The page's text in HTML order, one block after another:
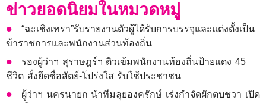
ข่าวยอดนิยมในหมวดหมู่
“ฉะเชิงเทรา”รับรายงานตัวผู้ได้รับการบรรจุและแต่งตั้งเป็น
ข้าราชการและพนักงานส่วนท้องถิ่น
รองผู้ว่าฯ สุราษฎร์ฯ ติวเข้มพนักงานท้องถิ่นป้ายแดง 45
ชีวิต สั่งยึดซื่อสัตย์-โปร่งใส รับใช้ประชาชน
ผู้ว่าฯ นครนายก นำทีมลุยองครักษ์ เร่งกำจัดผักตบชวา เปิด